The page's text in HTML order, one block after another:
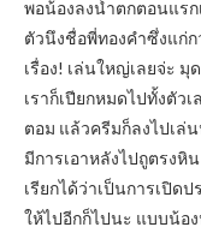
พอน้องลงน้ำตกตอนแรก
ตัวนึงชื่อพี่ทองคำซึ่งแก่
เรื่อง! เล่นใหญ่เลยจ่ะ
เราก็เปียกหมดไปทั้งตัว
ตอม แล้วครีมก็ลงไปเล่
มีการเอาหลังไปถูตรงหิ
เรียกได้ว่าเป็นการเปิด
ให้ไปอีกก็ไปนะ แบบน้อ